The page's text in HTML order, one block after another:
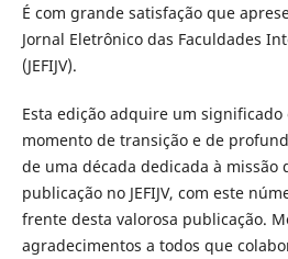
É com grande satisfação que
Jornal Eletrônico das Faculdades
(JEFIJV).
Esta edição adquire um
momento de transição e de
de uma década dedicada à missão
publicação no JEFIJV, com este
frente desta valorosa publicação.
agradecimentos a todos que